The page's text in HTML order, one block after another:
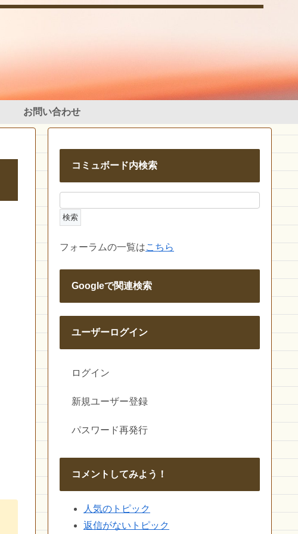
お問い合わせ
コミュボード内検索
フォーラムの一覧はこちら
Googleで関連検索
ユーザーログイン
ログイン
新規ユーザー登録
パスワード再発行
コメントしてみよう！
人気のトピック
返信がないトピック